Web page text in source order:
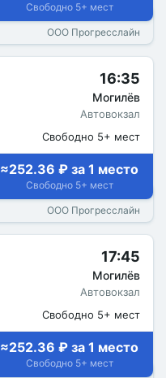
Свободно 5+ мест
ООО Прогресслайн
16:35
Могилёв
Автовокзал
Свободно 5+ мест
≈252.36 ₽ за 1 место
Свободно 5+ мест
ООО Прогресслайн
17:45
Могилёв
Автовокзал
Свободно 5+ мест
≈252.36 ₽ за 1 место
Свободно 5+ мест